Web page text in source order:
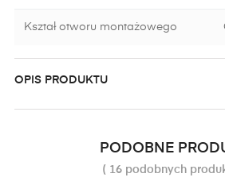
Kształ otworu montażowego
OPIS PRODUKTU
PODOBNE
( 16 podobnych